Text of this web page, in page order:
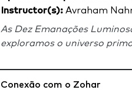
Instructor(s): Avraham
As Dez Emanações
exploramos o universo
Conexão com o Zohar